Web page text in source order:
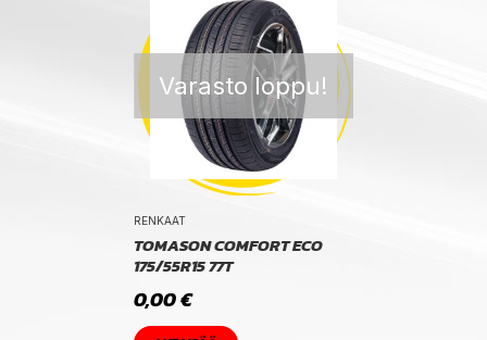
Varasto loppu!
RENKAAT
TOMASON COMFORT ECO
175/55R15 77T
0,00€